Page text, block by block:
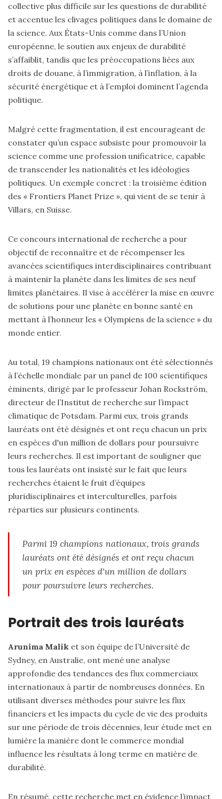
collective plus difficile sur les questions de durabilité
et accentue les clivages politiques dans le domaine de
la science. Aux États-Unis comme dans l’Union
européenne, le soutien aux enjeux de durabilité
s’affaiblit, tandis que les préoccupations liées aux
droits de douane, à l’immigration, à l’inflation, à la
sécurité énergétique et à l’emploi dominent l’agenda
politique.
Malgré cette fragmentation, il est encourageant de
constater qu’un espace subsiste pour promouvoir la
science comme une profession unificatrice, capable
de transcender les nationalités et les idéologies
politiques. Un exemple concret : la troisième édition
des « Frontiers Planet Prize », qui vient de se tenir à
Villars, en Suisse.
Ce concours international de recherche a pour
objectif de reconnaître et de récompenser les
avancées scientifiques interdisciplinaires contribuant
à maintenir la planète dans les limites de ses neuf
limites planétaires. Il vise à accélérer la mise en œuvre
de solutions pour une planète en bonne santé en
mettant à l’honneur les « Olympiens de la science » du
monde entier.
Au total, 19 champions nationaux ont été sélectionnés
à l’échelle mondiale par un panel de 100 scientifiques
éminents, dirigé par le professeur Johan Rockström,
directeur de l’Institut de recherche sur l’impact
climatique de Potsdam. Parmi eux, trois grands
lauréats ont été désignés et ont reçu chacun un prix
en espèces d'un million de dollars pour poursuivre
leurs recherches. Il est important de souligner que
tous les lauréats ont insisté sur le fait que leurs
recherches étaient le fruit d’équipes
pluridisciplinaires et interculturelles, parfois
réparties sur plusieurs continents.
Parmi 19 champions nationaux, trois grands
lauréats ont été désignés et ont reçu chacun
un prix en espèces d'un million de dollars
pour poursuivre leurs recherches.
Portrait des trois lauréats
Arunima Malik et son équipe de l’Université de
Sydney, en Australie, ont mené une analyse
approfondie des tendances des flux commerciaux
internationaux à partir de nombreuses données. En
utilisant diverses méthodes pour suivre les flux
financiers et les impacts du cycle de vie des produits
sur une période de trois décennies, leur étude met en
lumière la manière dont le commerce mondial
influence les résultats à long terme en matière de
durabilité.
En résumé, cette recherche met en évidence l’impact